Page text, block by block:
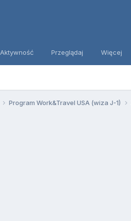
Aktywność Przeglądaj Więcej
Program Work&Travel USA (wiza J-1)